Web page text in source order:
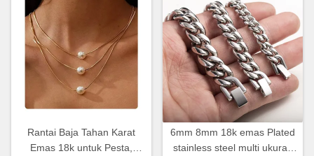
Rantai Baja Tahan Karat
Emas 18k untuk Pesta,
6mm 8mm 18k emas Plated
stainless steel multi ukuran